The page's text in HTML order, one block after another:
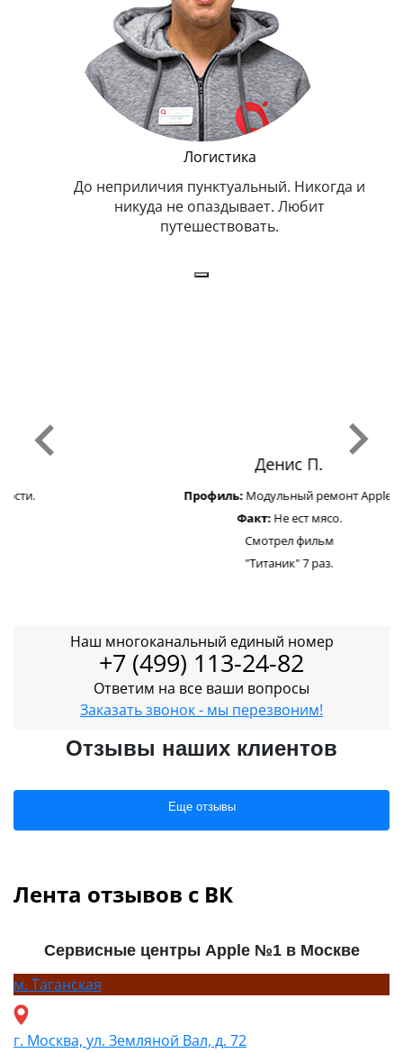
Логистика
До неприличия пунктуальный. Никогда и
никуда не опаздывает. Любит
путешествовать.
Модульный ремонт Apple.
Не ест мясо.
Смотрел фильм
Наш многоканальный единый номер
+7 (499) 113-24-82
Ответим на все ваши вопросы
Заказать звонок - мы перезвоним!
Отзывы наших клиентов
Еще отзывы
Лента отзывов с ВК
Сервисные центры Apple №1 в Москве
м. Таганская
г. Москва, ул. Земляной Вал, д. 72